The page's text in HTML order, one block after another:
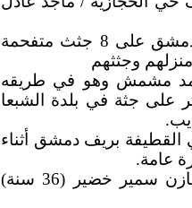
وعثر في دير العصافير بريف دمشق على 8 جثث متفحمة
وجثثهم
مشمش وهو في طريقه
على جثة في بلدة الشبعا
بريف دمشق أثناء
عامة.
ومات تحت التعذيب الشاب مازن سمير خضير (36 سنة)